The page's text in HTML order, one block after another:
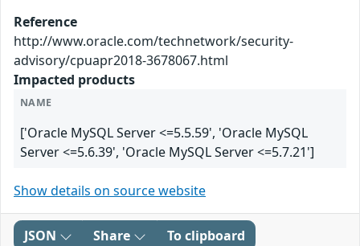
Reference
http://www.oracle.com/technetwork/security-
advisory/cpuapr2018-3678067.html
Impacted products
NAME
['Oracle MySQL Server <=5.5.59', 'Oracle MySQL
Server <=5.6.39', 'Oracle MySQL Server <=5.7.21']
Show details on source website
JSON Share To clipboard